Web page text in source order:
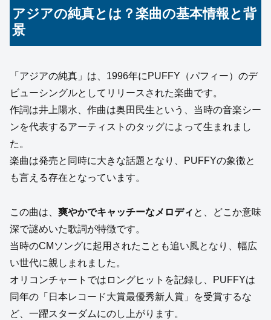
アジアの純真とは？楽曲の基本情報と背
景
「アジアの純真」は、1996年にPUFFY（パフィー）のデ
ビューシングルとしてリリースされた楽曲です。
作詞は井上陽水、作曲は奥田民生という、当時の音楽シー
ンを代表するアーティストのタッグによって生まれまし
た。
楽曲は発売と同時に大きな話題となり、PUFFYの象徴と
も言える存在となっています。
この曲は、 爽やかでキャッチーなメロディ と、どこか意味
深で謎めいた歌詞が特徴です。
当時のCMソングに起用されたことも追い風となり、幅広
い世代に親しまれました。
オリコンチャートではロングヒットを記録し、PUFFYは
同年の「日本レコード大賞最優秀新人賞」を受賞するな
ど、一躍スターダムにのし上がります。